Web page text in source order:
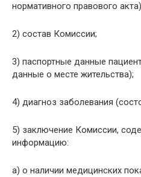
нормативного правового
2) состав Комиссии;
3) паспортные данные
данные о месте жительства);
4) диагноз заболевания
5) заключение Комиссии,
информацию:
а) о наличии медицинских